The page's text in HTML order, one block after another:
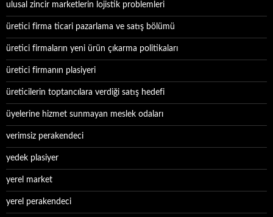
ulusal zincir marketlerin lojistik problemleri
üretici firma ticari pazarlama ve satış bölümü
üretici firmaların yeni ürün çıkarma politikaları
üretici firmanın plasiyeri
üreticilerin toptancılara verdiği satış hedefi
üyelerine hizmet sunmayan meslek odaları
verimsiz perakendeci
yedek plasiyer
yerel market
yerel perakendeci